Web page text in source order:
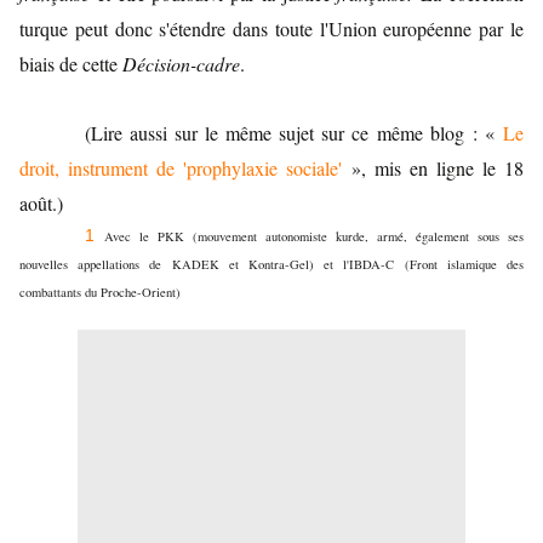
turque peut donc s'étendre dans toute l'Union européenne par le
biais de cette Décision-cadre.
(Lire aussi sur le même sujet sur ce même blog : « Le
droit, instrument de 'prophylaxie sociale' », mis en ligne le 18
août.)
1
Avec le PKK (mouvement autonomiste kurde, armé, également sous ses
nouvelles appellations de KADEK et Kontra-Gel) et l'IBDA-C (Front islamique des
combattants du Proche-Orient)